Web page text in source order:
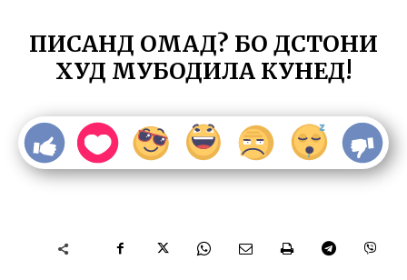
ПИСАНД ОМАД? БО ДӮСТОНИ
ХУД МУБОДИЛА КУНЕД!